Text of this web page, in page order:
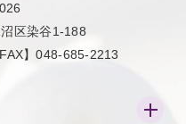
区染谷1-188
】048-685-2213